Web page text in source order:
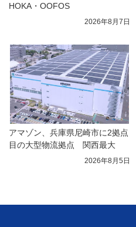
HOKA・OOFOS
2026年8月7日
アマゾン、兵庫県尼崎市に2拠点
目の大型物流拠点　関西最大
2026年8月5日